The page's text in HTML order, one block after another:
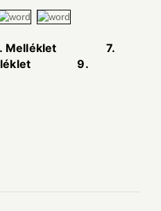
Melléklet 7.
9.